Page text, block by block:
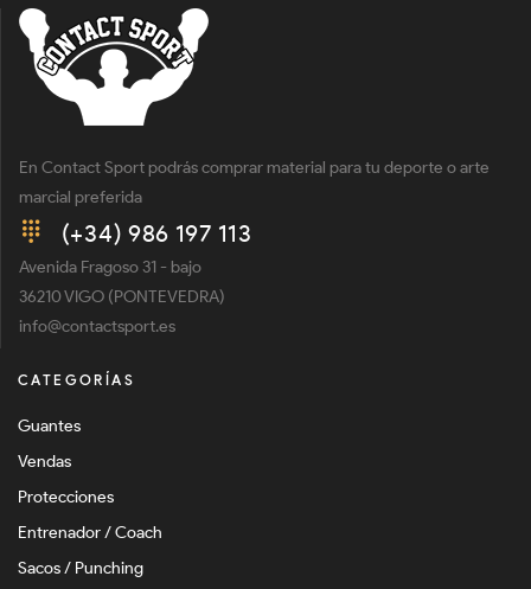
En Contact Sport podrás comprar material para tu deporte o arte
marcial preferida
(+34) 986 197 113
Avenida Fragoso 31 - bajo
36210 VIGO (PONTEVEDRA)
info@contactsport.es
CATEGORÍAS
Guantes
Vendas
Protecciones
Entrenador / Coach
Sacos / Punching